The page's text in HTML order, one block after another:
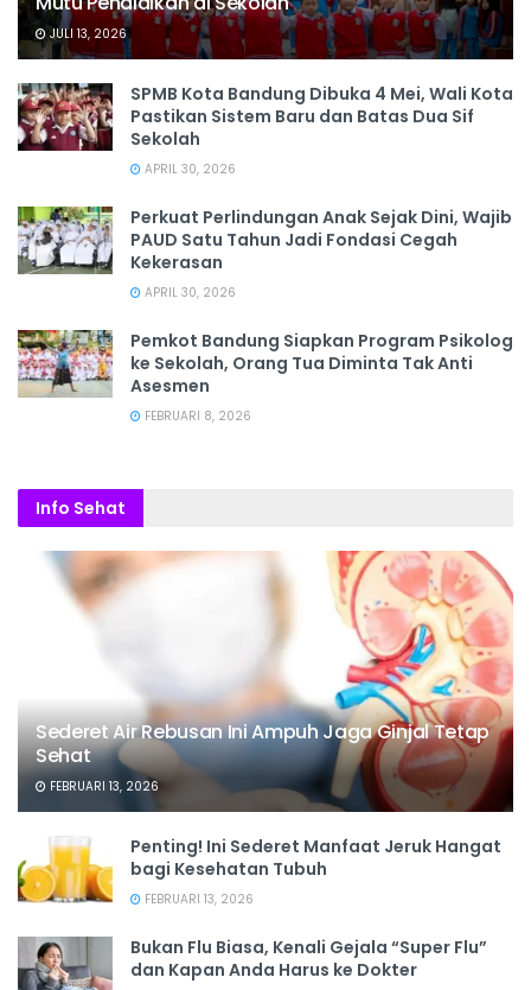
JULI 13, 2026
SPMB Kota Bandung Dibuka 4 Mei, Wali Kota
Pastikan Sistem Baru dan Batas Dua Sif
Sekolah
APRIL 30, 2026
Perkuat Perlindungan Anak Sejak Dini, Wajib
PAUD Satu Tahun Jadi Fondasi Cegah
Kekerasan
APRIL 30, 2026
Pemkot Bandung Siapkan Program Psikolog
ke Sekolah, Orang Tua Diminta Tak Anti
Asesmen
FEBRUARI 8, 2026
Info Sehat
Sederet Air Rebusan Ini Ampuh Jaga Ginjal Tetap
Sehat
FEBRUARI 13, 2026
Penting! Ini Sederet Manfaat Jeruk Hangat
bagi Kesehatan Tubuh
FEBRUARI 13, 2026
Bukan Flu Biasa, Kenali Gejala “Super Flu”
dan Kapan Anda Harus ke Dokter